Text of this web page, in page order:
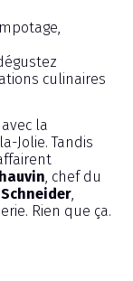
culinaires
la
Jolie. Tandis
, chef du
Rien que ça.